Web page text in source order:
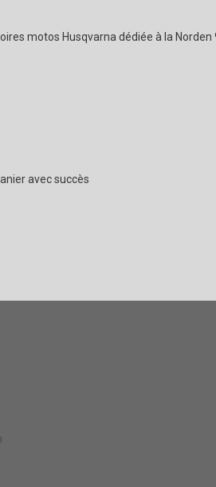
motos Husqvarna dédiée à la Norden
avec succès